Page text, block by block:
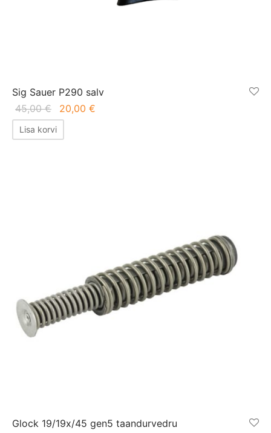
Sig Sauer P290 salv
45,00€
Algne
hind oli:
45,00 €.
20,00 €
Lisa korvi
Glock 19/19x/45 gen5 taandurvedru